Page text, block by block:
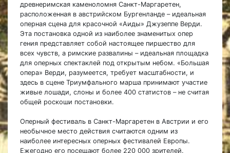
древнеримская каменоломня Санкт-Маргаретен,
расположенная в австрийском Бургенланде – идеальная
оперная сцена для красочной «Аиды» Джузеппе Верди.
Эта постановка одной из наиболее знаменитых опер
гения представляет собой настоящее пиршество для
всех чувств, а римские развалины – идеальная площадка
для оперных спектаклей под открытым небом. «Большая
опера» Верди, разумеется, требует масштабности, и
здесь в сцене Триумфального марша принимают участие
живые лошади, слоны и более 400 статистов – не считая
общей роскоши постановки.
Оперный фестиваль в Санкт-Маргаретен в Австрии и его
необычное место действия считаются одним из
наиболее интересных оперных фестивалей Европы.
Ежегодно его посещают более 220 000 зрителей.